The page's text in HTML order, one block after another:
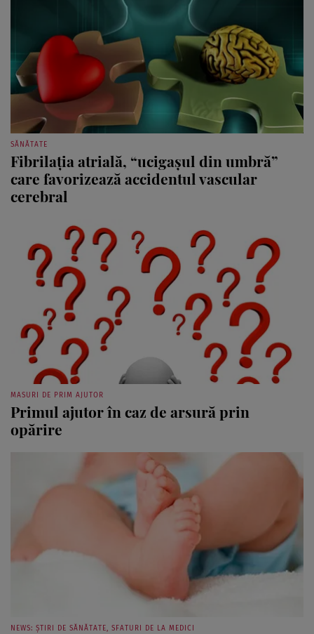
SĂNĂTATE
Fibrilaţia atrială, “ucigaşul din umbră”
care favorizează accidentul vascular
cerebral
MASURI DE PRIM AJUTOR
Primul ajutor în caz de arsură prin
opărire
NEWS: ȘTIRI DE SĂNĂTATE, SFATURI DE LA MEDICI